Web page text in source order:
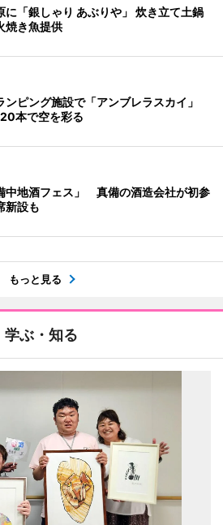
に「銀しゃり あぶりや」 炊き立て土鍋
焼き魚提供
ンピング施設で「アンブレラスカイ」
本で空を彩る
中地酒フェス」 真備の酒造会社が初参
新設も
もっと見る
学ぶ・知る